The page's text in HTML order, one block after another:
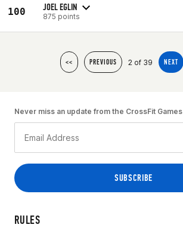
100 JOEL EGLIN
875 points
<< PREVIOUS 2 of 39 NEXT
RULES
Never miss an update from the CrossFit Games